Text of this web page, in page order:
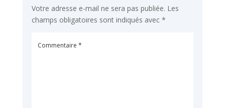
Votre adresse e-mail ne sera pas publiée. Les
champs obligatoires sont indiqués avec *